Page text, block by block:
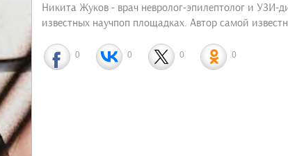
Никита Жуков - врач невролог-эпилептолог и УЗИ-
известных научпоп площадках. Автор самой
0 0 0 0